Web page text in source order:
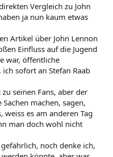
Vergleich zu John
ja nun kaum etwas
Artikel über John Lennon
Einfluss auf die Jugend
war, öffentliche
sofort an Stefan Raab
seinen Fans, aber der
machen, sagen,
weiss es am anderen Tag
man doch wohl nicht
noch denke ich,